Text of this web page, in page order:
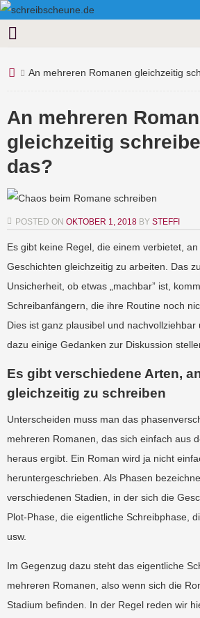
An mehreren Romanen gleichzeitig
An mehreren
gleichzeitig
das?
POSTED ON OKTOBER 1, 2018 BY STEFFI
Es gibt keine Regel, die einem verbietet,
Geschichten gleichzeitig zu arbeiten. Das
Unsicherheit, ob etwas „machbar” ist,
Schreibanfängern, die ihre Routine noch
Dies ist ganz plausibel und
dazu einige Gedanken zur Diskussion
Es gibt verschiedene Arten,
gleichzeitig zu schreiben
Unterscheiden muss man das
mehreren Romanen, das sich einfach aus
heraus ergibt. Ein Roman wird ja nicht
heruntergeschrieben. Als Phasen
verschiedenen Stadien, in der sich die
Plot-Phase, die eigentliche Schreibphase,
usw.
Im Gegenzug dazu steht das eigentliche
mehreren Romanen, also wenn sich die
Stadium befinden. In der Regel reden wir